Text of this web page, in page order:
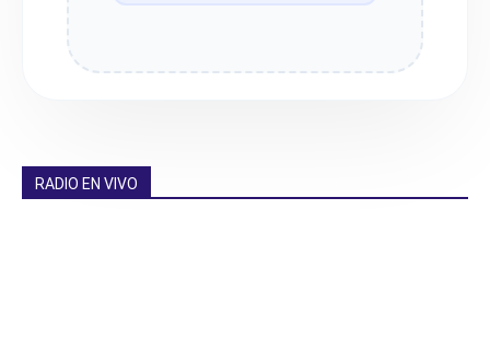
RADIO EN VIVO